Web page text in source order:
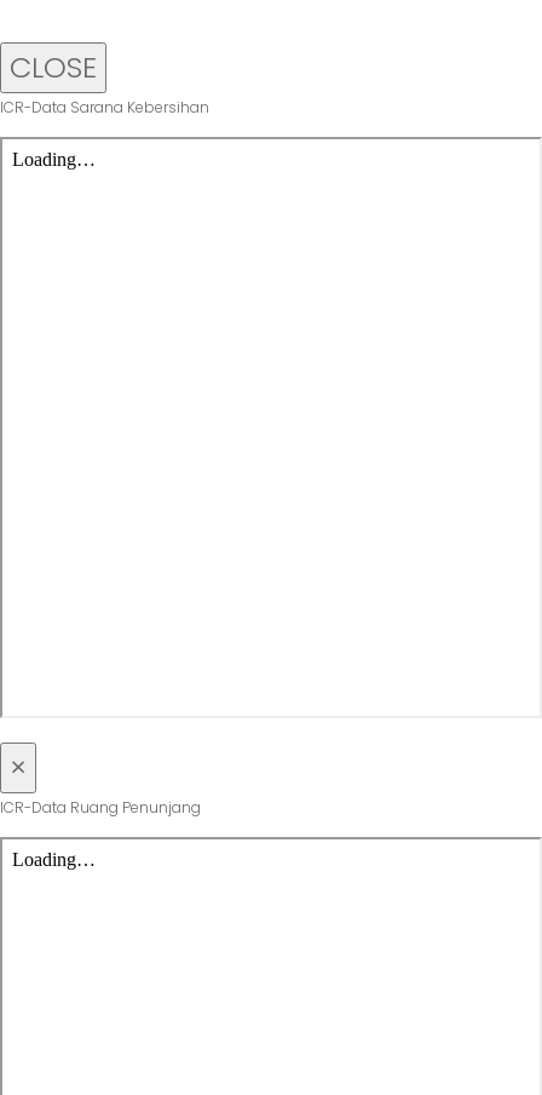
CLOSE
ICR-Data Sarana Kebersihan
×
ICR-Data Ruang Penunjang